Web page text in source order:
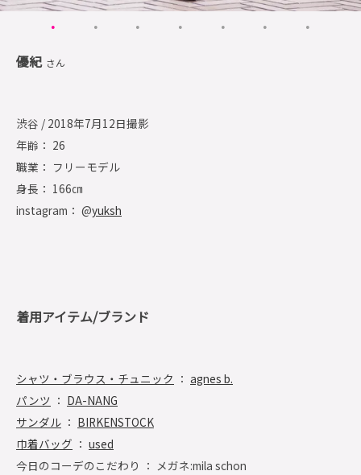
優紀 さん
渋谷 / 2018年7月12日撮影
年齢： 26
職業： フリーモデル
身長： 166㎝
instagram： @yuksh
着用アイテム/ブランド
シャツ・ブラウス・チュニック ： agnes b.
パンツ ： DA-NANG
サンダル ： BIRKENSTOCK
巾着バッグ ： used
今日のコーデのこだわり ： メガネ:mila schon